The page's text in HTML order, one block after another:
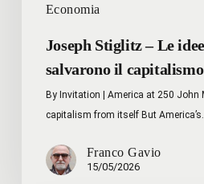
Economia
Joseph Stiglitz – Le
salvarono il
By Invitation | America at 250 John
capitalism from itself But America’s…
Franco Gavio
15/05/2026